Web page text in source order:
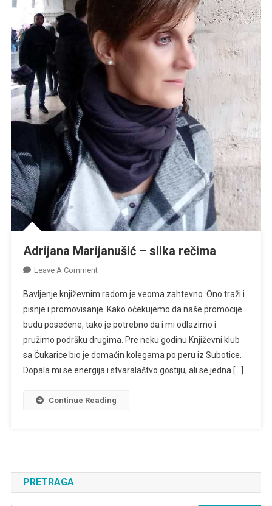
Adrijana Marijanušić – slika rečima
Leave A CommentOn
Marijanušić
–
Slika
Rečima
Bavljenje književnim radom je veoma zahtevno. Ono traži i
pisnje i promovisanje. Kako očekujemo da naše promocije
budu posećene, tako je potrebno da i mi odlazimo i
pružimo podršku drugima. Pre neku godinu Književni klub
sa Čukarice bio je domaćin kolegama po peru iz Subotice.
Dopala mi se energija i stvaralaštvo gostiju, ali se jedna […]
Continue Reading
PRETRAGA